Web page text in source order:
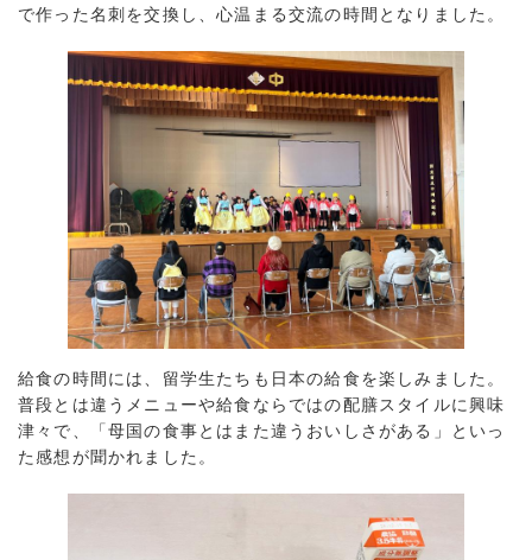
で作った名刺を交換し、心温まる交流の時間となりました。
給食の時間には、留学生たちも日本の給食を楽しみました。
普段とは違うメニューや給食ならではの配膳スタイルに興味
津々で、「母国の食事とはまた違うおいしさがある」といっ
た感想が聞かれました。